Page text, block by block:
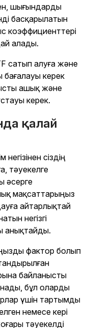
шығындарды
басқарылатын
коэффициенттері
алады.
сатып алуға және
керек
ашық және
керек.
қалай
сіздің
тәуекелге
әсерге
мақсаттарыңыз
айтарлықтай
негізгі
анықтайды.
фактор болып
байланысты
бұл оларды
үшін тартымды
немесе кері
тәуекелді